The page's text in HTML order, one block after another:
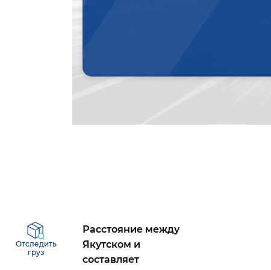
Отследить
груз
Расстояние между
Якутском и
составляет